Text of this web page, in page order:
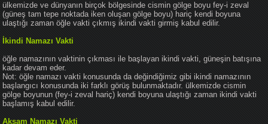
ülkemizde ve dünyanın birçok bölgesinde cismin gölge boyu fey-i zeval
(güneş tam tepe noktada iken oluşan gölge boyu) hariç kendi boyuna
ulaştığı zaman öğle vakti çıkmış ikindi vakti girmiş kabul edilir.
İkindi Namazı Vakti
öğle namazının vaktinin çıkması ile başlayan ikindi vakti, güneşin batışına
kadar devam eder.
Not: öğle namazı vakti konusunda da değindiğimiz gibi ikindi namazının
başlangıcı konusunda iki farklı görüş bulunmaktadır. ülkemizde cismin
gölge boyunun (fey-i zeval hariç) kendi boyuna ulaştığı zaman ikindi vakti
başlamış kabul edilir.
Akşam Namazı Vakti